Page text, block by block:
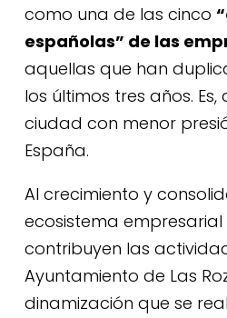
como una de las cinco
españolas” de las
aquellas que han
los últimos tres años.
ciudad con menor
España.
Al crecimiento y
ecosistema
contribuyen las
Ayuntamiento de Las
dinamización que se